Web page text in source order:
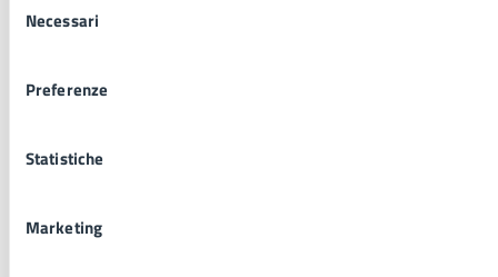
delNecessari
Preferenze
Statistiche
Marketing